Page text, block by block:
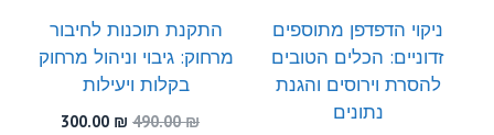
ניקוי הדפדפן מתוספים
זדוניים: הכלים הטובים
להסרת וירוסים והגנת
נתונים
התקנת תוכנות לחיבור
מרחוק: גיבוי וניהול מרחוק
בקלות ויעילות
490.00₪
המחיר
300.00 ₪
המחיר